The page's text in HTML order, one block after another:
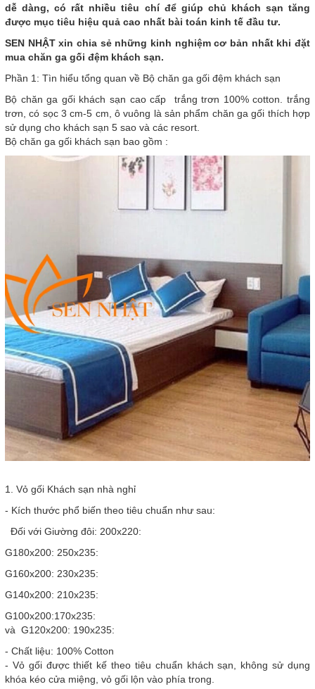
dễ dàng, có rất nhiều tiêu chí để giúp chủ khách sạn tăng
được mục tiêu hiệu quả cao nhất bài toán kinh tế đầu tư.
SEN NHẬT xin chia sẻ những kinh nghiệm cơ bản nhất khi đặt
mua chăn ga gối đệm khách sạn.
Phần 1: Tìn hiểu tổng quan về Bộ chăn ga gối đệm khách sạn
Bộ chăn ga gối khách sạn cao cấp trắng trơn 100% cotton. trắng
trơn, có sọc 3 cm-5 cm, ô vuông là sản phẩm chăn ga gối thích hợp
sử dụng cho khách sạn 5 sao và các resort.
Bộ chăn ga gối khách sạn bao gồm :
1. Vỏ gối Khách sạn nhà nghỉ
- Kích thước phổ biến theo tiêu chuẩn như sau:
Đối với Giường đôi: 200x220:
G180x200: 250x235:
G160x200: 230x235:
G140x200: 210x235:
G100x200:170x235:
và G120x200: 190x235:
- Chất liệu: 100% Cotton
- Vỏ gối được thiết kế theo tiêu chuẩn khách sạn, không sử dụng
khóa kéo cửa miệng, vỏ gối lộn vào phía trong.